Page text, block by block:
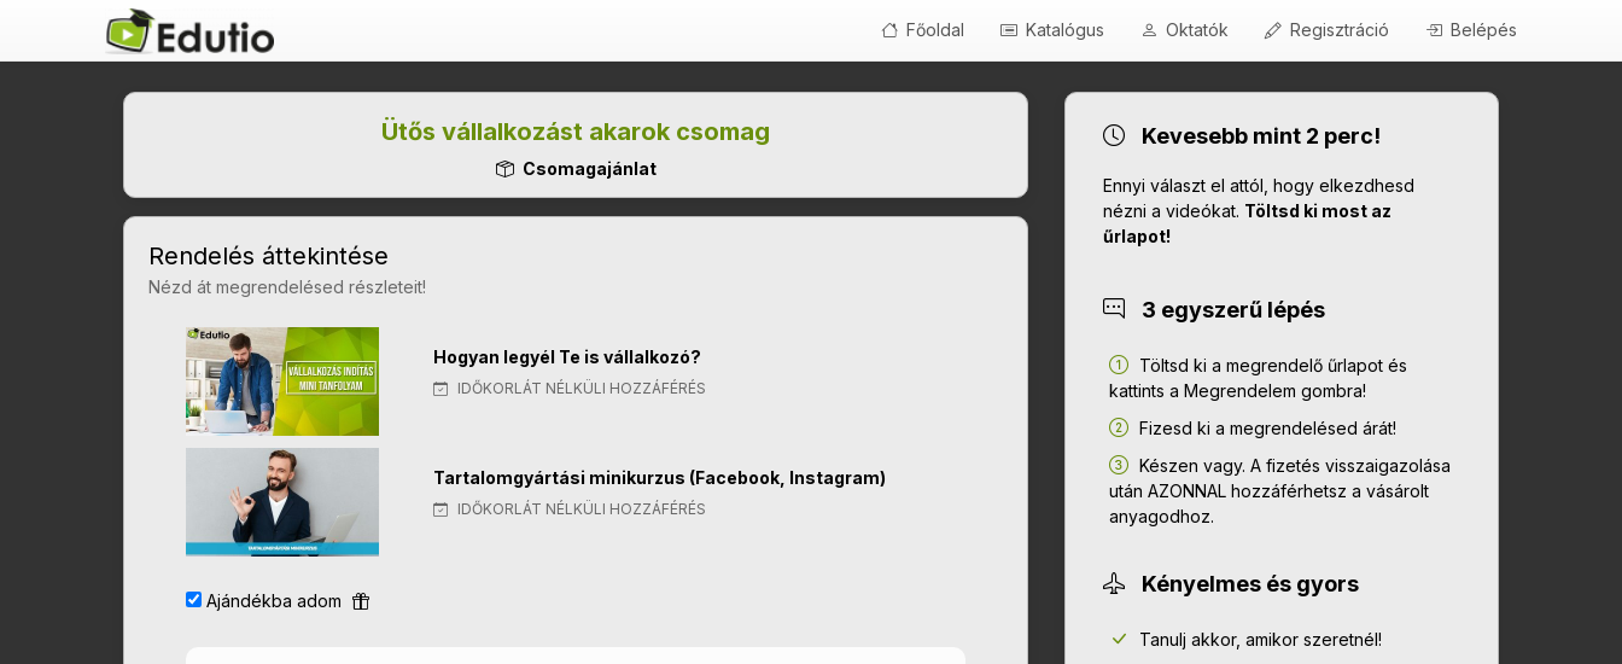
Főoldal Katalógus Oktatók Regisztráció Belépés
Ütős vállalkozást akarok csomag
Csomagajánlat
Rendelés áttekintése
Nézd át megrendelésed részleteit!
Hogyan legyél Te is vállalkozó?
IDŐKORLÁT NÉLKÜLI HOZZÁFÉRÉS
Tartalomgyártási minikurzus (Facebook, Instagram)
IDŐKORLÁT NÉLKÜLI HOZZÁFÉRÉS
Ajándékba adom
Kevesebb mint 2 perc!
Ennyi választ el attól, hogy elkezdhesd
nézni a videókat. Töltsd ki most az
űrlapot!
3 egyszerű lépés
Töltsd ki a megrendelő űrlapot és
kattints a Megrendelem gombra!
Fizesd ki a megrendelésed árát!
Készen vagy. A fizetés visszaigazolása
után AZONNAL hozzáférhetsz a vásárolt
anyagodhoz.
Kényelmes és gyors
Tanulj akkor, amikor szeretnél!